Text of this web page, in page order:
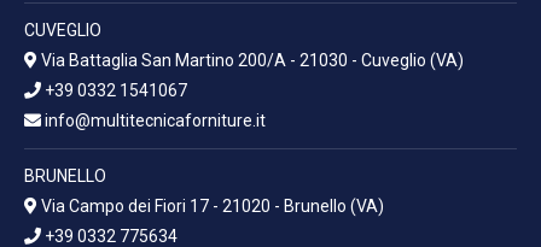
CUVEGLIO
Via Battaglia San Martino 200/A - 21030 - Cuveglio (VA)
+39 0332 1541067
info@multitecnicaforniture.it
BRUNELLO
Via Campo dei Fiori 17 - 21020 - Brunello (VA)
+39 0332 775634